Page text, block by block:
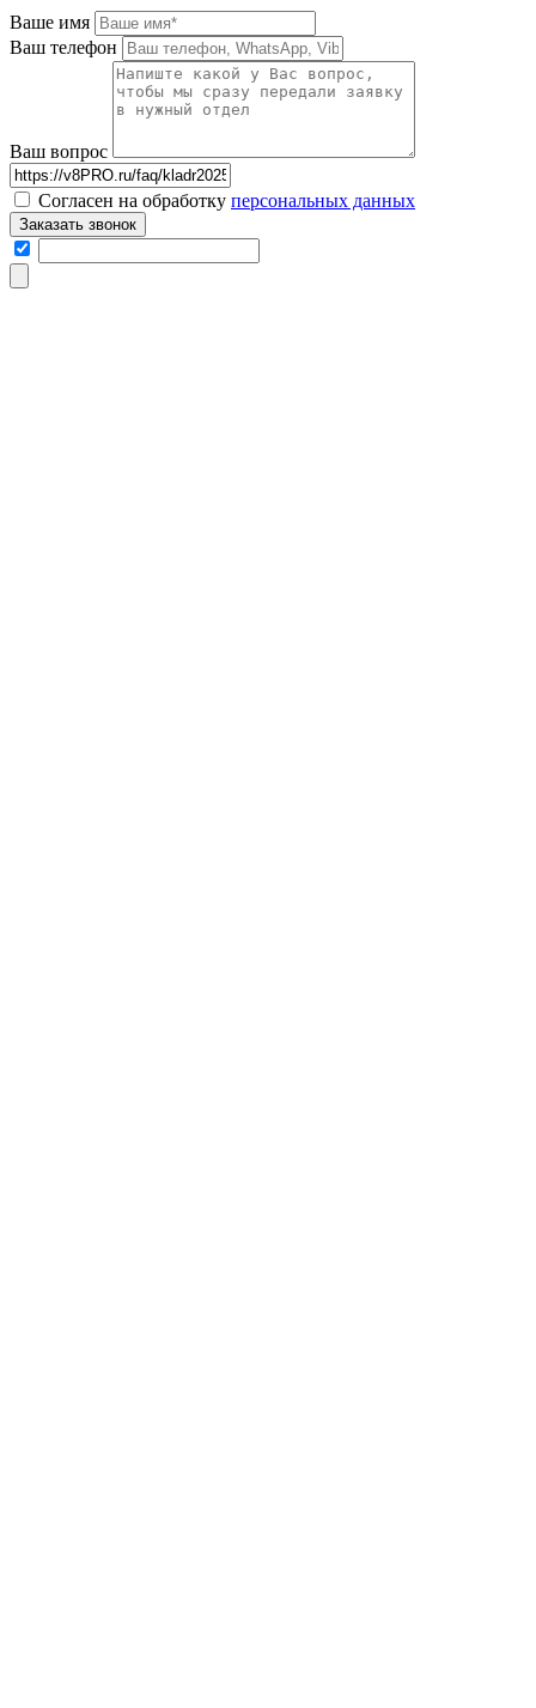
Ваше имя
Ваш телефон
Ваш вопрос
Согласен на обработку персональных данных
Заказать звонок